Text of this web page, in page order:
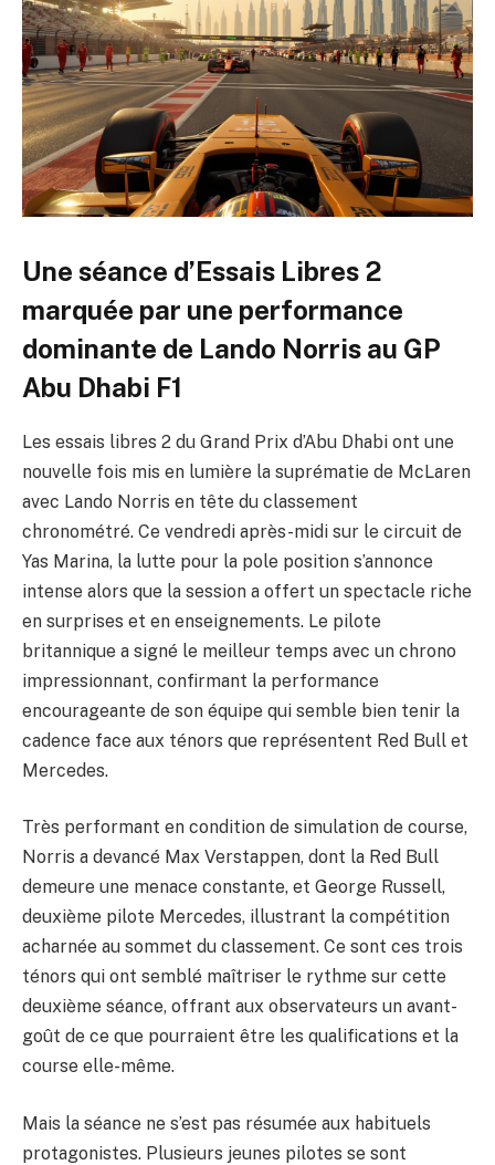
Une séance d’Essais Libres 2
marquée par une performance
dominante de Lando Norris au GP
Abu Dhabi F1
Les essais libres 2 du Grand Prix d’Abu Dhabi ont une
nouvelle fois mis en lumière la suprématie de McLaren
avec Lando Norris en tête du classement
chronométré. Ce vendredi après-midi sur le circuit de
Yas Marina, la lutte pour la pole position s’annonce
intense alors que la session a offert un spectacle riche
en surprises et en enseignements. Le pilote
britannique a signé le meilleur temps avec un chrono
impressionnant, confirmant la performance
encourageante de son équipe qui semble bien tenir la
cadence face aux ténors que représentent Red Bull et
Mercedes.
Très performant en condition de simulation de course,
Norris a devancé Max Verstappen, dont la Red Bull
demeure une menace constante, et George Russell,
deuxième pilote Mercedes, illustrant la compétition
acharnée au sommet du classement. Ce sont ces trois
ténors qui ont semblé maîtriser le rythme sur cette
deuxième séance, offrant aux observateurs un avant-
goût de ce que pourraient être les qualifications et la
course elle-même.
Mais la séance ne s’est pas résumée aux habituels
protagonistes. Plusieurs jeunes pilotes se sont